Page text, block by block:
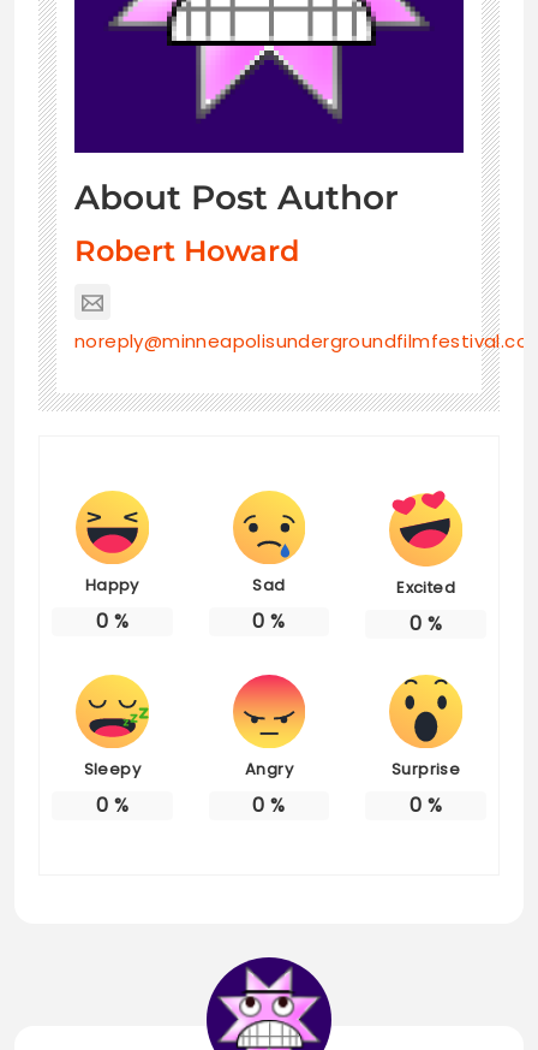
About Post Author
Robert Howard
Happy
0 %
Sad
0 %
Excited
0 %
Sleepy
0 %
Angry
0 %
Surprise
0 %